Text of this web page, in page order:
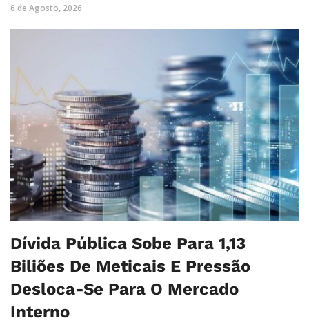
6 de Agosto, 2026
Dívida Pública Sobe Para 1,13
Biliões De Meticais E Pressão
Desloca-Se Para O Mercado
Interno